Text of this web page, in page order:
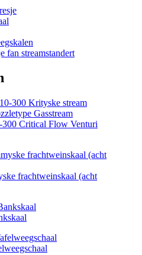
fan streamstandert
Critical Flow Venturi
frachtweinskaal (acht